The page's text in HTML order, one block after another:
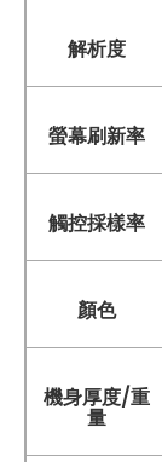
解析度
螢幕刷新率
觸控採樣率
顏色
機身厚度/重
量